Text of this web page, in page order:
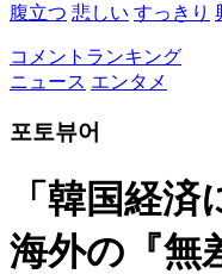
腹立つ 悲しい すっきり
コメントランキング
ニュース エンタメ
포토뷰어
「韓国経
海外の『無